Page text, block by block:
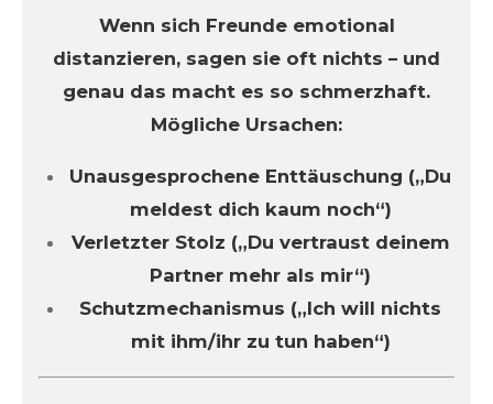
Wenn sich Freunde emotional
distanzieren, sagen sie oft nichts – und
genau das macht es so schmerzhaft.
Mögliche Ursachen:
Unausgesprochene Enttäuschung („Du
meldest dich kaum noch“)
Verletzter Stolz („Du vertraust deinem
Partner mehr als mir“)
Schutzmechanismus („Ich will nichts
mit ihm/ihr zu tun haben“)